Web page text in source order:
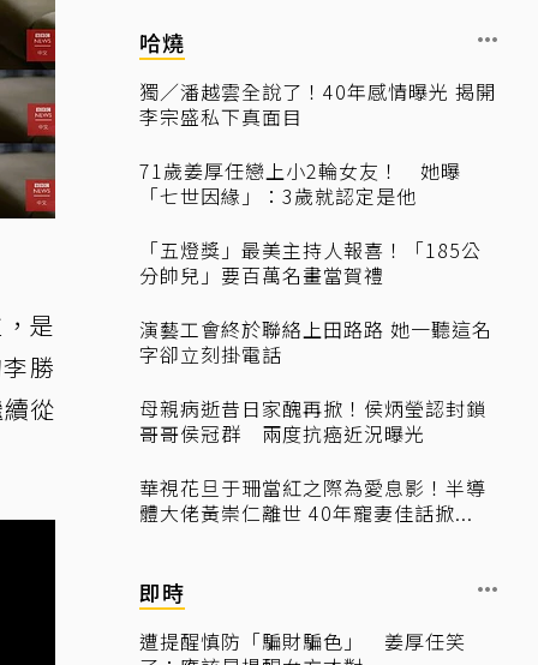
是
勝
從
哈燒
獨／潘越雲全說了！40年感情曝光 揭開
李宗盛私下真面目
71歲姜厚任戀上小2輪女友！ 她曝
「七世因緣」：3歲就認定是他
「五燈獎」最美主持人報喜！「185公
分帥兒」要百萬名畫當賀禮
演藝工會終於聯絡上田路路 她一聽這名
字卻立刻掛電話
母親病逝昔日家醜再掀！侯炳瑩認封鎖
哥哥侯冠群 兩度抗癌近況曝光
華視花旦于珊當紅之際為愛息影！半導
體大佬黃崇仁離世 40年寵妻佳話掀...
即時
遭提醒慎防「騙財騙色」 姜厚任笑